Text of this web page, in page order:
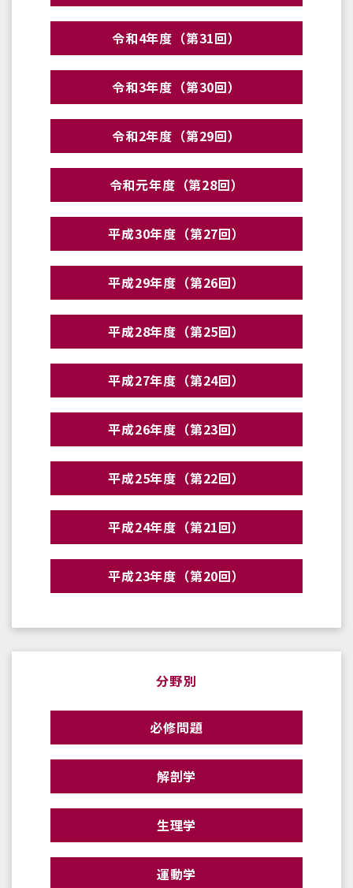
令和4年度（第31回）
令和3年度（第30回）
令和2年度（第29回）
令和元年度（第28回）
平成30年度（第27回）
平成29年度（第26回）
平成28年度（第25回）
平成27年度（第24回）
平成26年度（第23回）
平成25年度（第22回）
平成24年度（第21回）
平成23年度（第20回）
分野別
必修問題
解剖学
生理学
運動学